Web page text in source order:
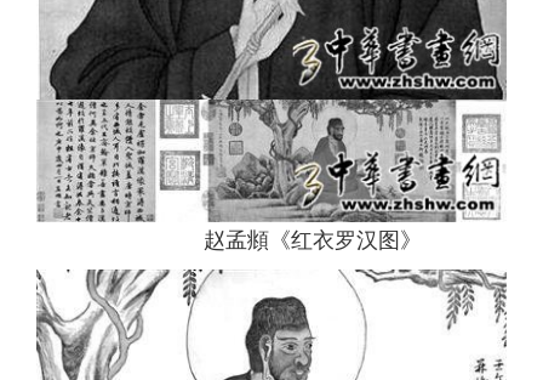
赵孟頫《红衣罗汉图》